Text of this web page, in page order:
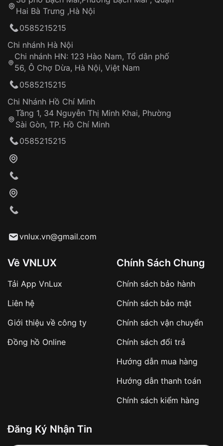
Hotline: 0585 215 215
Từ khóa SEO:
Khách hàng kiểm tra và thanh toán trực tiếp
Từ khóa SEO:
sản phẩm đặc biệt
hàng
Số tiền còn lại thanh toán khi nhận hàng hoặc
✔️ Đảm bảo xử lý đơn hàng nhanh chóng
✔️ Hạn chế tình trạng hủy đơn không mong
Từ khóa SEO:
Tự ý sửa chữa
thống VNLUX
Đảm bảo quyền lợi khách hàng
Đồng hành cùng khách hàng trong suốt quá
trình sử dụng
Hai Bà Trưng ,Hà Nội
0585215215
Chi nhánh Hà Nội
Chi nhánh HN: 123 Hào Nam, Tổ dân phố
56, Ô Chợ Dừa, Hà Nội, Việt Nam
0585215215
Chi Nhánh Hồ Chí Minh
Tầng 1, 34 Nguyễn Thị Minh Khai, Phường
Sài Gòn, TP. Hồ Chí Minh
0585215215
vnlux.vn@gmail.com
Về VNLUX
Tải App VnLux
Liên hệ
Giới thiệu về công ty
Đồng hồ Online
Chính Sách Chung
Chính sách bảo hành
Chính sách bảo mật
Chính sách vận chuyển
Chính sách đổi trả
Hướng dẫn mua hàng
Hướng dẫn thanh toán
Chính sách kiểm hàng
Đăng Ký Nhận Tin